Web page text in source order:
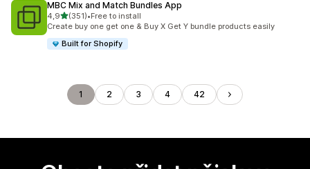
MBC Mix and Match Bundles App
4,9z 5 hvězd
(351)
Celkový počet recenzí: 351
•Free to install
Create buy one get one & Buy X Get Y bundle products easily
Built for Shopify
1 2 3 4 42